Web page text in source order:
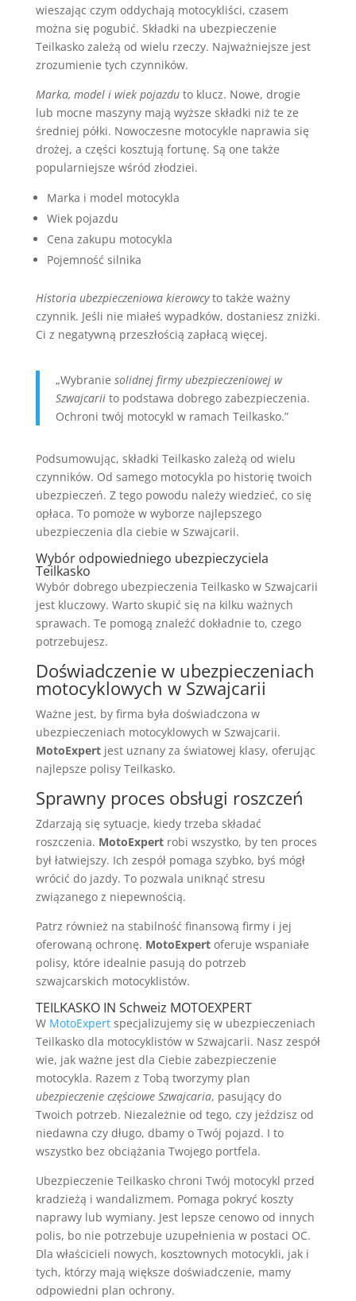
wieszając czym oddychają motocykliści, czasem
można się pogubić. Składki na ubezpieczenie
Teilkasko zależą od wielu rzeczy. Najważniejsze jest
zrozumienie tych czynników.
Marka, model i wiek pojazduto klucz. Nowe, drogie
lub mocne maszyny mają wyższe składki niż te ze
średniej półki. Nowoczesne motocykle naprawia się
drożej, a części kosztują fortunę. Są one także
popularniejsze wśród złodziei.
Marka i model motocykla
Wiek pojazdu
Cena zakupu motocykla
Pojemność silnika
Historia ubezpieczeniowa kierowcyto także ważny
czynnik. Jeśli nie miałeś wypadków, dostaniesz zniżki.
Ci z negatywną przeszłością zapłacą więcej.
„Wybranie solidnej firmy ubezpieczeniowej w
Szwajcariito podstawa dobrego zabezpieczenia.
Ochroni twój motocykl w ramach Teilkasko.”
Podsumowując, składki Teilkasko zależą od wielu
czynników. Od samego motocykla po historię twoich
ubezpieczeń. Z tego powodu należy wiedzieć, co się
opłaca. To pomoże w wyborze najlepszego
ubezpieczenia dla ciebie w Szwajcarii.
Wybór odpowiedniego ubezpieczyciela
Teilkasko
Wybór dobrego ubezpieczenia Teilkasko w Szwajcarii
jest kluczowy. Warto skupić się na kilku ważnych
sprawach. Te pomogą znaleźć dokładnie to, czego
potrzebujesz.
Doświadczenie w ubezpieczeniach
motocyklowych w Szwajcarii
Ważne jest, by firma była doświadczona w
ubezpieczeniach motocyklowych w Szwajcarii.
MotoExpertjest uznany za światowej klasy, oferując
najlepsze polisy Teilkasko.
Sprawny proces obsługi roszczeń
Zdarzają się sytuacje, kiedy trzeba składać
roszczenia. MotoExpertrobi wszystko, by ten proces
był łatwiejszy. Ich zespół pomaga szybko, byś mógł
wrócić do jazdy. To pozwala uniknąć stresu
związanego z niepewnością.
Patrz również na stabilność finansową firmy i jej
oferowaną ochronę. MotoExpertoferuje wspaniałe
polisy, które idealnie pasują do potrzeb
szwajcarskich motocyklistów.
TEILKASKO IN Schweiz MOTOEXPERT
W MotoExpertspecjalizujemy się w ubezpieczeniach
Teilkasko dla motocyklistów w Szwajcarii. Nasz zespół
wie, jak ważne jest dla Ciebie zabezpieczenie
motocykla. Razem z Tobą tworzymy plan
ubezpieczenie częściowe Szwajcaria, pasujący do
Twoich potrzeb. Niezależnie od tego, czy jeździsz od
niedawna czy długo, dbamy o Twój pojazd. I to
wszystko bez obciążania Twojego portfela.
Ubezpieczenie Teilkasko chroni Twój motocykl przed
kradzieżą i wandalizmem. Pomaga pokryć koszty
naprawy lub wymiany. Jest lepsze cenowo od innych
polis, bo nie potrzebuje uzupełnienia w postaci OC.
Dla właścicieli nowych, kosztownych motocykli, jak i
tych, którzy mają większe doświadczenie, mamy
odpowiedni plan ochrony.